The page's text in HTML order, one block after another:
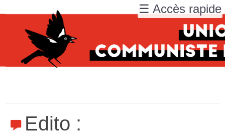
Edito :
☰ Accès rapide